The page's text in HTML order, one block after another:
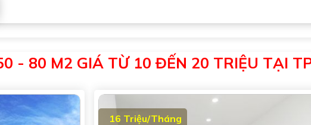
- 80 M2 GIÁ TỪ 10 ĐẾN 20 TRIỆU TẠI
16 Triệu/Tháng